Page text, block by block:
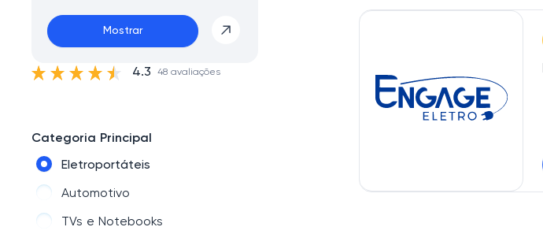
Mostrar
4.3 48 avaliações
Categoria Principal
Eletroportáteis
Automotivo
TVs e Notebooks